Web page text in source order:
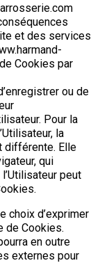
et des services
Cookies par
ou de
Pour la
la
différente. Elle
qui
peut
choix d’exprimer
de Cookies.
en outre
externes pour